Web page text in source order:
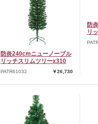
防炎240cmニューノーブル
リッチスリムツリーx310
PATR61032 ￥26,730
防
リ